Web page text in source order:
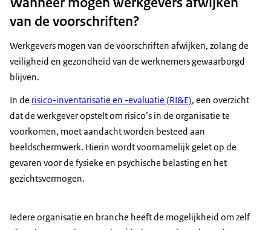
van de voorschriften?
Werkgevers mogen van de voorschriften afwijken, zolang de
veiligheid en gezondheid van de werknemers gewaarborgd
blijven.
In de risico-inventarisatie en -evaluatie (RI&E), een overzicht
dat de werkgever opstelt om risico’s in de organisatie te
voorkomen, moet aandacht worden besteed aan
beeldschermwerk. Hierin wordt voornamelijk gelet op de
gevaren voor de fysieke en psychische belasting en het
gezichtsvermogen.
Iedere organisatie en branche heeft de mogelijkheid om zelf